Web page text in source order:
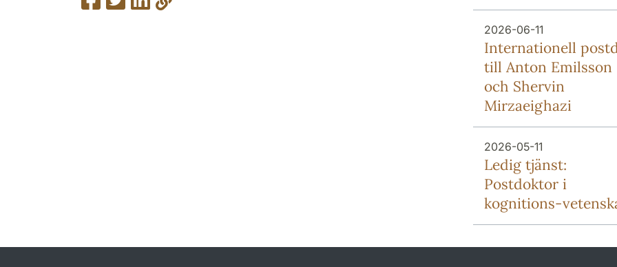
2026-06-11
Internationell
till Anton Emilsson
och Shervin
Mirzaeighazi
2026-05-11
Ledig tjänst:
Postdoktor i
kognitions-